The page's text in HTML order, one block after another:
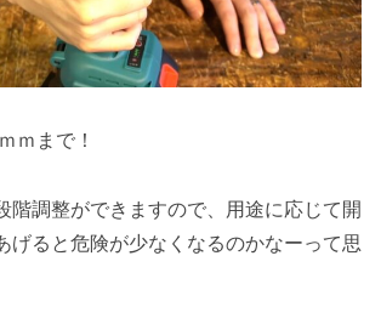
ｍまで！
階調整ができますので、用途に応じて開
げると危険が少なくなるのかなーって思